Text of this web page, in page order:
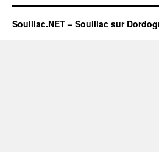
Souillac.NET – Souillac sur